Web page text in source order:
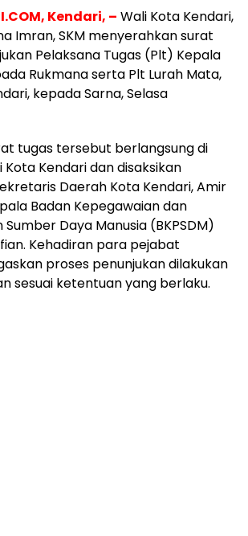
Kendari, – Wali Kota Kendari,
Imran, SKM menyerahkan surat
Pelaksana Tugas (Plt) Kepala
Rukmana serta Plt Lurah Mata,
kepada Sarna, Selasa
tugas tersebut berlangsung di
Kota Kendari dan disaksikan
Daerah Kota Kendari, Amir
Badan Kepegawaian dan
Daya Manusia (BKPSDM)
Kehadiran para pejabat
proses penunjukan dilakukan
sesuai ketentuan yang berlaku.